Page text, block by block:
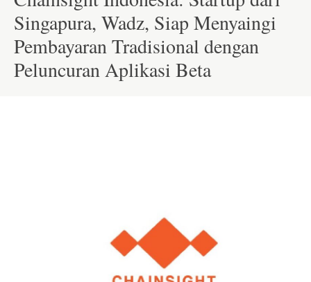
Singapura, Wadz, Siap Menyaingi
Pembayaran Tradisional dengan
Peluncuran Aplikasi Beta